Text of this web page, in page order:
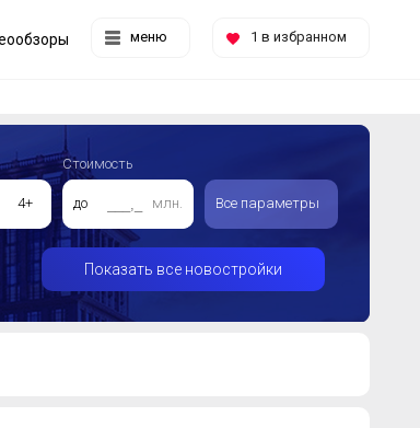
меню 1 в избранном
4+
Стоимость
до млн. Все параметры
Показать все новостройки